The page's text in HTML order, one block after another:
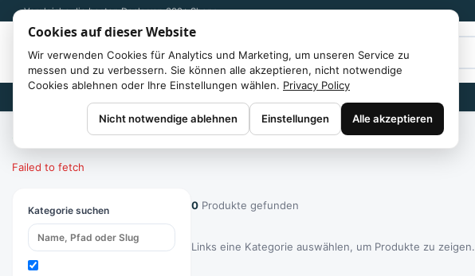
Cookies auf dieser Website
Wir verwenden Cookies für Analytics und Marketing, um unseren Service zu
messen und zu verbessern. Sie können alle akzeptieren, nicht notwendige
Cookies ablehnen oder Ihre Einstellungen wählen. Privacy Policy
Nicht notwendige ablehnen Einstellungen Alle akzeptieren
Vergleiche die besten Deals von 300+ Shops
Kategorien
Failed to fetch
Kategorie suchen 0 Produkte gefunden
Links eine Kategorie auswählen, um Produkte zu zeigen.